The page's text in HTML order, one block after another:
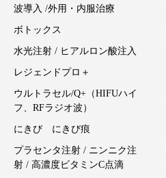
波導入 /外用・内服治療
ボトックス
水光注射 / ヒアルロン酸注入
レジェンドプロ＋
ウルトラセル/Q+（HIFUハイ
フ、RFラジオ波）
にきび にきび痕
プラセンタ注射 / ニンニク注
射 / 高濃度ビタミンC点滴